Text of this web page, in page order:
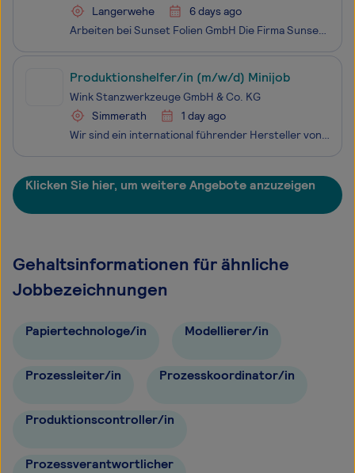
Langerwehe
6 days ago
Arbeiten bei Sunset Folien GmbH Die Firma Sunset Folien GmbH ist ein führender Hersteller und Konfektionierer für Schutz- und Luftpolsterfolien mit einer umfassenden Produktpalette für alle Industriezweige. Wir sind ein modernes Unternehmen, das am Standort in Langerwehe rund 100 Mitarbeiter
Produktionshelfer/in (m/w/d) Minijob
Wink Stanzwerkzeuge GmbH & Co. KG
Simmerath
1 day ago
Wir sind ein international führender Hersteller von Stanzwerkzeugen für die grafische und verarbeitende Industrie. Weltweit vertrauen renommierte Hersteller von Etiketten, Verpackungen und vielen weiteren gestanzten Produkten auf die Präzisionswerkzeuge und den herausragenden Service von Wink. Zur F
Klicken Sie hier, um weitere Angebote anzuzeigen
Gehaltsinformationen für ähnliche
Jobbezeichnungen
Papiertechnologe/in Modellierer/in
Prozessleiter/in Prozesskoordinator/in
Produktionscontroller/in
Prozessverantwortlicher